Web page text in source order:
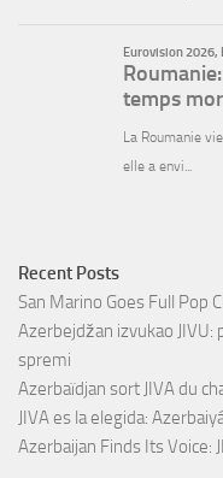
Recent Posts
San Marino Goes Full Pop
Azerbejdžan izvukao JIVU:
spremi
Azerbaïdjan sort JIVA du
JIVA es la elegida:
Azerbaijan Finds Its Voice: